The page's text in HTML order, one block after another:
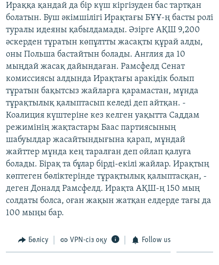
Ираққа қандай да бір күш кіргізуден бас тартқан
болатын. Буш әкімшілігі Ирақтағы БҰҰ-ң басты ролі
туралы идеяны қабылдамады. Әзірге АҚШ 9,200
әскерден тұратын көпұлтты жасақты құрай алды,
оны Польша бастайтын болады. Англия да 10
мыңдай жасақ дайындаған. Рамсфелд Сенат
комиссиясы алдында Ирақтағы аракідік болып
тұратын бақытсыз жайларға қарамастан, мұнда
тұрақтылық қалыптасып келеді деп айтқан. -
Коалиция күштеріне кез келген уақытта Саддам
режимінің жақтастары Баас партиясының
шабуылдар жасайтындығына қарап, мұндай
жайттер мұнда кең таралған деп ойлап қалуға
болады. Бірақ та бұлар бірді-екілі жайлар. Ирақтың
көптеген бөліктерінде тұрақтылық қалыптасқан, -
деген Доналд Рамсфелд. Ирақта АҚШ-ң 150 мың
солдаты болса, оған жақын жатқан елдерде тағы да
100 мыңы бар.
Бөлісу VPN-сіз оқу Follow us